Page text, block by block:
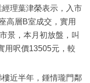
理葉津榮表示，入市
高層B室成交，實用
景，本月初放盤，叫
用呎價13505元，較
近半年，鍾情瓏門鄰